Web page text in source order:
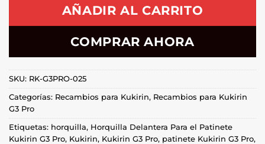
AÑADIR AL CARRITO
COMPRAR AHORA
SKU: RK-G3PRO-025
Categorías: Recambios para Kukirin, Recambios para Kukirin
G3 Pro
Etiquetas: horquilla, Horquilla Delantera Para el Patinete
Kukirin G3 Pro, Kukirin, Kukirin G3 Pro, patinete Kukirin G3 Pro,